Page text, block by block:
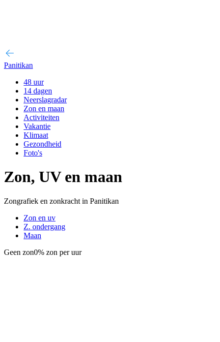
Panitikan
48 uur
14 dagen
Neerslagradar
Zon en maan
Activiteiten
Vakantie
Klimaat
Gezondheid
Foto's
Zon, UV en maan
Zongrafiek en zonkracht in Panitikan
Zon en uv
Z. ondergang
Maan
Geen zon0% zon per uur